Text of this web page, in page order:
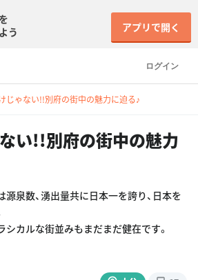
ログイン
う
アプリで開く
じゃない!!別府の街中の魅力に迫る♪
い!!別府の街中の魅力
泉数、湧出量共に日本一を誇り、日本を
カルな街並みもまだまだ健在です。